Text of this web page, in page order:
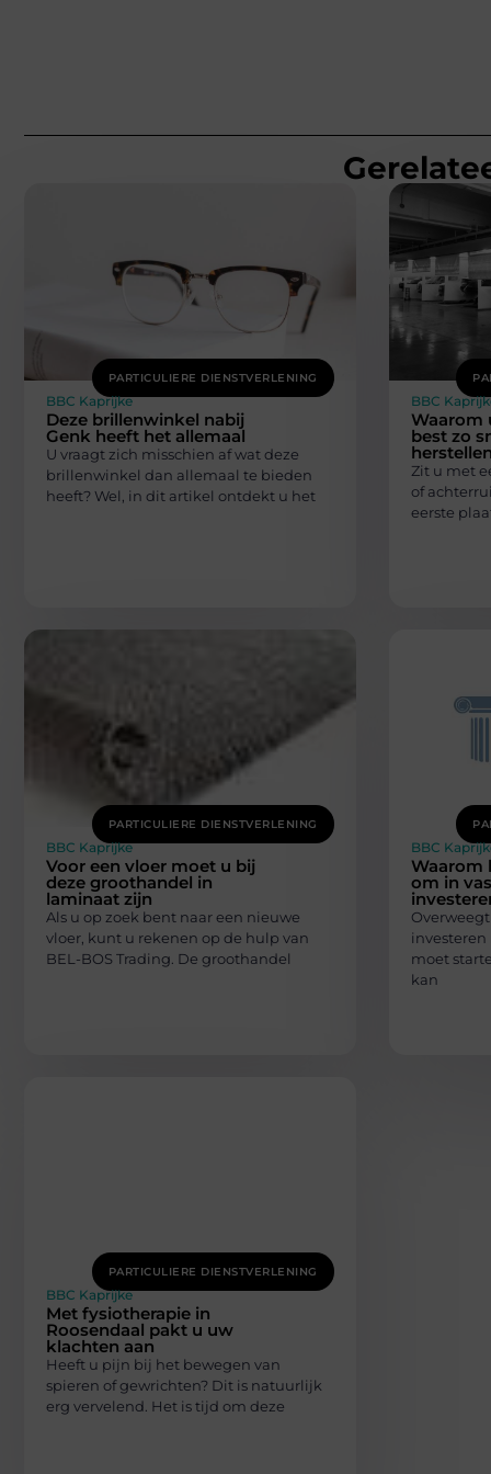
PARTICULIERE DIENSTVERLENING
BBC Kaprijke
Deze brillenwinkel nabij
Genk heeft het allemaal
U vraagt zich misschien af wat deze
brillenwinkel dan allemaal te bieden
heeft? Wel, in dit artikel ontdekt u het
BBC
Waarom
best zo
herstellen
Zit u met
of
eerste
PARTICULIERE DIENSTVERLENING
BBC Kaprijke
Voor een vloer moet u bij
deze groothandel in
laminaat zijn
Als u op zoek bent naar een nieuwe
vloer, kunt u rekenen op de hulp van
BEL-BOS Trading. De groothandel
BBC
Waarom
om in
investeren
moet
kan
PARTICULIERE DIENSTVERLENING
BBC Kaprijke
Met fysiotherapie in
Roosendaal pakt u uw
klachten aan
Heeft u pijn bij het bewegen van
spieren of gewrichten? Dit is natuurlijk
erg vervelend. Het is tijd om deze